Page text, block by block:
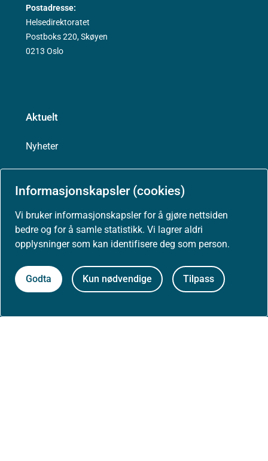
Informasjonskapsler (cookies)
Vi bruker informasjonskapsler for å gjøre nettsiden
bedre og for å samle statistikk. Vi lagrer aldri
opplysninger som kan identifisere deg som person.
Godta Kun nødvendige Tilpass
Postadresse:
Helsedirektoratet
Postboks 220, Skøyen
0213 Oslo
Aktuelt
Nyheter
Høringer
Presse
Om nettstedet